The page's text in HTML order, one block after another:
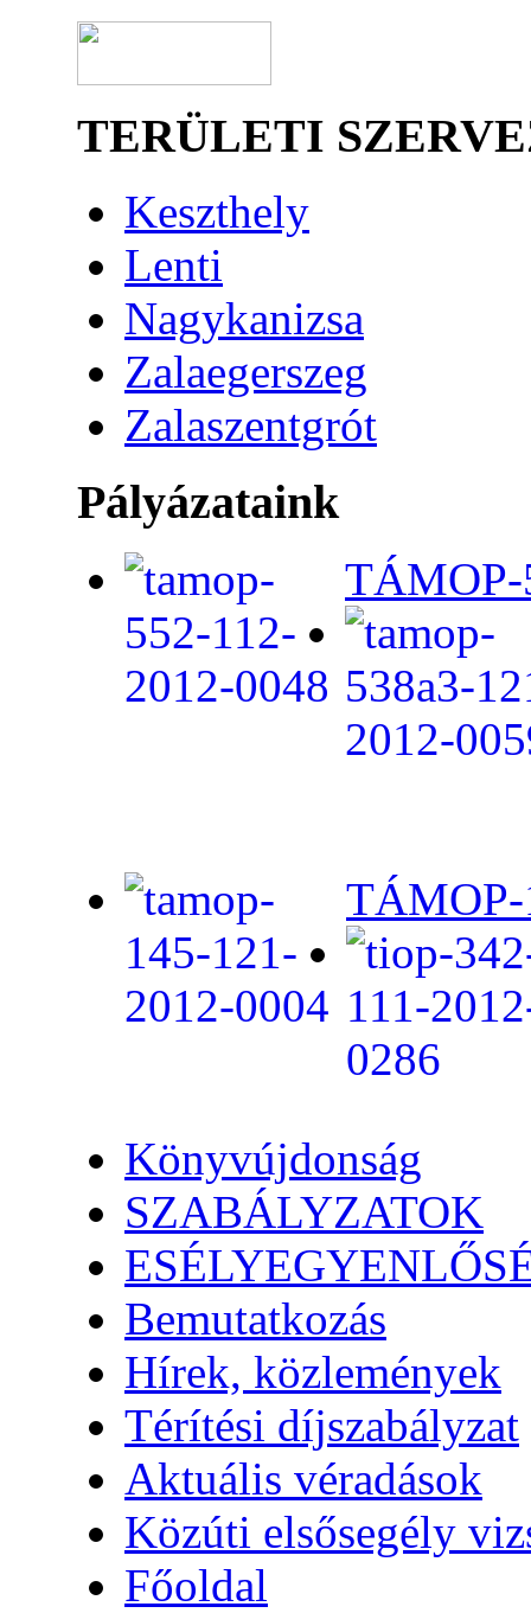
TERÜLETI
Keszthely
Lenti
Nagykanizsa
Zalaegerszeg
Zalaszentgrót
Pályázataink
TÁMOP-
TÁMOP-
Könyvújdonság
SZABÁLYZATOK
Bemutatkozás
Hírek, közlemények
Térítési díjszabályzat
Aktuális véradások
Közúti elsősegély
Főoldal